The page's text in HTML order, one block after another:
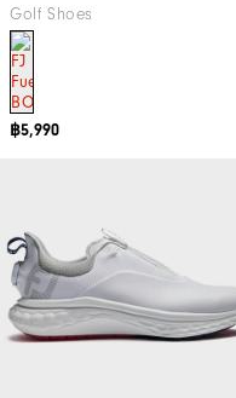
Golf Shoes
฿5,990